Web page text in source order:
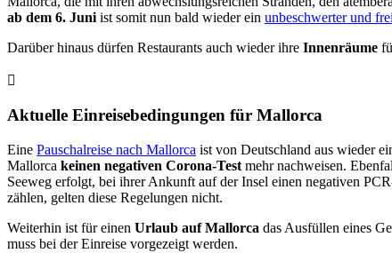
ab dem 6. Juni ist somit nun bald wieder ein unbeschwerter und
Darüber hinaus dürfen Restaurants auch wieder ihre Innenräume
Aktuelle Einreisebedingungen für Mallorca
Eine Pauschalreise nach Mallorca ist von Deutschland aus wieder
Mallorca keinen negativen Corona-Test mehr nachweisen.
Seeweg erfolgt, bei ihrer Ankunft auf der Insel einen negativen
zählen, gelten diese Regelungen nicht.
Weiterhin ist für einen Urlaub auf Mallorca das Ausfüllen eines
muss bei der Einreise vorgezeigt werden.